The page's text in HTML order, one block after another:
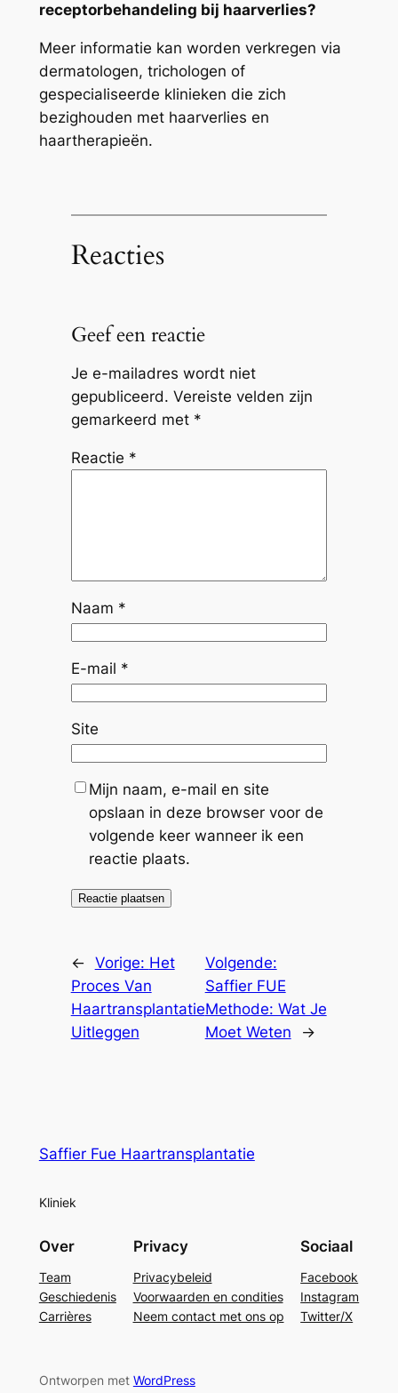
receptorbehandeling bij haarverlies?
Meer informatie kan worden verkregen via
dermatologen, trichologen of
gespecialiseerde klinieken die zich
bezighouden met haarverlies en
haartherapieën.
Reacties
Geef een reactie
Je e-mailadres wordt niet
gepubliceerd. Vereiste velden zijn
gemarkeerd met *
Reactie *
Naam *
E-mail *
Site
Mijn naam, e-mail en site
opslaan in deze browser voor de
volgende keer wanneer ik een
reactie plaats.
← Vorige: Het
Proces Van
Haartransplantatie
Uitleggen
Volgende:
Saffier FUE
Methode: Wat Je
Moet Weten
→
Saffier Fue Haartransplantatie
Kliniek
Over
Team
Geschiedenis
Carrières
Privacy
Privacybeleid
Voorwaarden en condities
Neem contact met ons op
Sociaal
Facebook
Instagram
Twitter/X
Ontworpen met WordPress